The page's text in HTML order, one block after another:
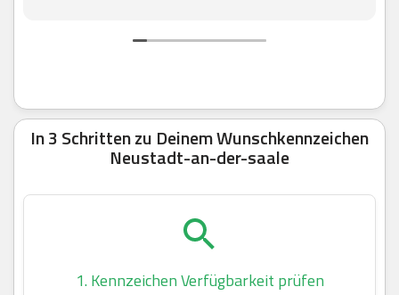
In 3 Schritten zu Deinem Wunschkennzeichen
Neustadt-an-der-saale
1. Kennzeichen Verfügbarkeit prüfen